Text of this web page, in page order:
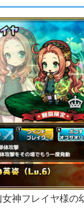
神フレイヤ様の